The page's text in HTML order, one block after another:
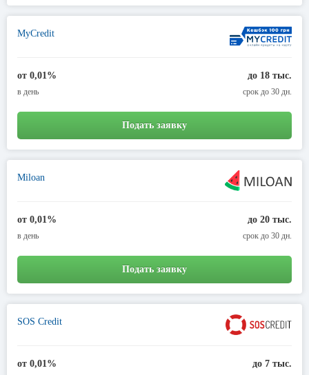
MyCredit
от 0,01%
в день
до 18 тыс.
срок до 30 дн.
Подать заявку
Miloan
от 0,01%
в день
до 20 тыс.
срок до 30 дн.
Подать заявку
SOS Credit
от 0,01% до 7 тыс.